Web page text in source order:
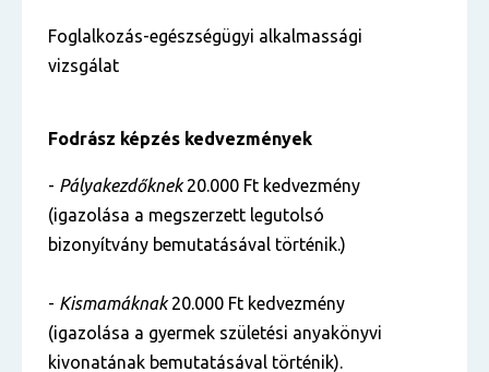
Foglalkozás-egészségügyi alkalmassági
vizsgálat
Fodrász képzés kedvezmények
- Pályakezdőknek20.000 Ft kedvezmény
(igazolása a megszerzett legutolsó
bizonyítvány bemutatásával történik.)
- Kismamáknak20.000 Ft kedvezmény
(igazolása a gyermek születési anyakönyvi
kivonatának bemutatásával történik).